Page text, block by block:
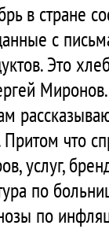
в стране
с
Это
что
услуг,
по
по